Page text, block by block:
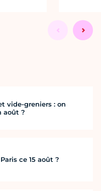
vide-greniers : on
août ?
ce 15 août ?